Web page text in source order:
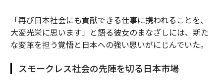
「再び日本社会にも貢献できる仕事に携われることを、
大変光栄に思います」と語る彼女のまなざしには、新た
な変革を担う覚悟と日本への強い思いがにじんでいた。
スモークレス社会の先陣を切る日本市場